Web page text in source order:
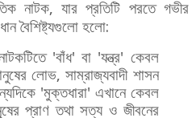
নাটক,যার প্রতিটি পরতে গভীর
বৈশিষ্ট্যগুলো হলো:
'বাঁধ'বা 'যন্ত্র' কেবল
লোভ, সাম্রাজ্যবাদী শাসন
'মুক্তধারা' এখানে কেবল
প্রাণ তথাসত্য ও জীবনের